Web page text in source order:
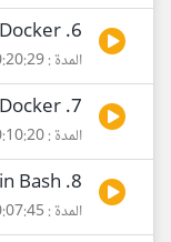
6. Basic Commands in Docker
المدة : 00:20:29
7. Basic Commands in Docker
المدة : 00:10:20
8. Navigating Files and Directories in Bash
المدة : 00:07:45